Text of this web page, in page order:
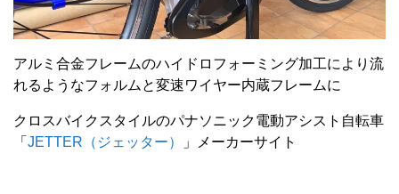
アルミ合金フレームのハイドロフォーミング加工により流
れるようなフォルムと変速ワイヤー内蔵フレームに
クロスバイクスタイルのパナソニック電動アシスト自転車
「 JETTER（ジェッター） 」メーカーサイト